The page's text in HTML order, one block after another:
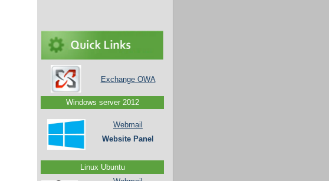
Exchange OWA
Windows server 2012
Webmail
Website Panel
Linux Ubuntu